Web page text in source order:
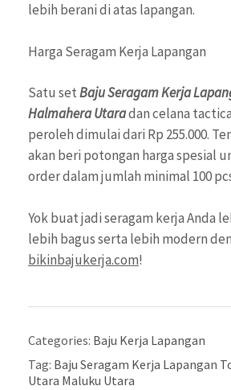
lebih berani di atas lapangan.
Harga Seragam Kerja Lapangan
Satu setBaju Seragam Kerja
Halmahera Utaradan celana
peroleh dimulai dari Rp 255.000.
akan beri potongan harga spesial
order dalam jumlah minimal 100
Yok buat jadi seragam kerja Anda
lebih bagus serta lebih modern
bikinbajukerja.com!
Categories: Baju Kerja Lapangan
Tag: Baju Seragam Kerja Lapangan
Utara Maluku Utara